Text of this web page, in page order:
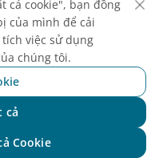
.
cả cookie", bạn đồng
của mình để cải
việc sử dụng
chúng tôi.
cả
Cookie